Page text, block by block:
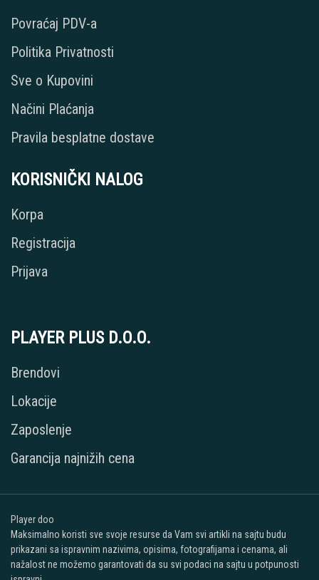
Povraćaj PDV-a
Politika Privatnosti
Sve o Kupovini
Načini Plaćanja
Pravila besplatne dostave
KORISNIČKI NALOG
Korpa
Registracija
Prijava
PLAYER PLUS D.O.O.
Brendovi
Lokacije
Zaposlenje
Garancija najnižih cena
Player doo
Maksimalno koristi sve svoje resurse da Vam svi artikli na sajtu budu
prikazani sa ispravnim nazivima, opisima, fotografijama i cenama, ali
nažalost ne možemo garantovati da su svi podaci na sajtu u potpunosti